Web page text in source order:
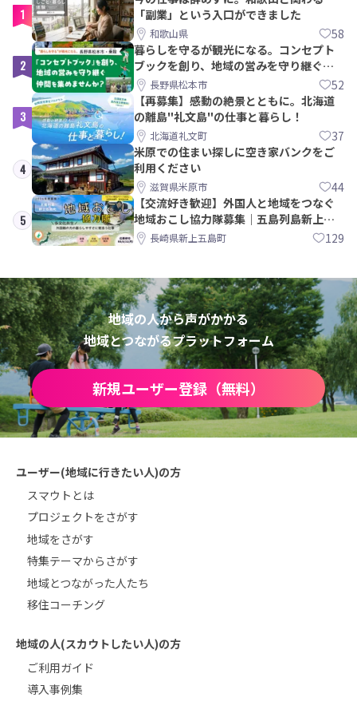
1
「副業」という入口ができました
和歌山県 58
2
暮らしを守るが観光になる。コンセプト
ブックを創り、地域の営みを守り継ぐ仲
間を集めませんか？
長野県松本市 52
3
【再募集】感動の絶景とともに。北海道
の離島"礼文島"の仕事と暮らし！
北海道礼文町 37
4
米原での住まい探しに空き家バンクをご
利用ください
滋賀県米原市 44
5
【交流好き歓迎】外国人と地域をつなぐ
地域おこし協力隊募集｜五島列島新上五
島町長崎県新上五島町 129
地域の人から声がかかる
地域とつながるプラットフォーム
新規ユーザー登録（無料）
ユーザー(地域に行きたい人)の方
スマウトとは
プロジェクトをさがす
地域をさがす
特集テーマからさがす
地域とつながった人たち
移住コーチング
地域の人(スカウトしたい人)の方
ご利用ガイド
導入事例集